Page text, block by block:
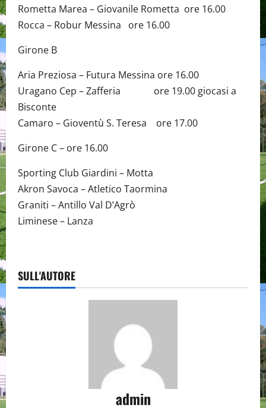
Rometta Marea – Giovanile Rometta ore 16.00
Rocca – Robur Messina ore 16.00
Girone B
Aria Preziosa – Futura Messina ore 16.00
Uragano Cep – Zafferia ore 19.00 giocasi a
Bisconte
Camaro – Gioventù S. Teresa ore 17.00
Girone C – ore 16.00
Sporting Club Giardini – Motta
Akron Savoca – Atletico Taormina
Graniti – Antillo Val D’Agrò
Liminese – Lanza
SULL'AUTORE
admin